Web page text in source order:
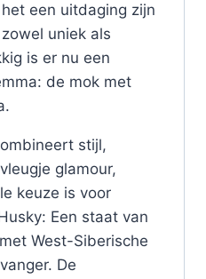
een uitdaging zijn
uniek als
is er nu een
de mok met
stijl,
glamour,
keuze is voor
Een staat van
West-Siberische
De